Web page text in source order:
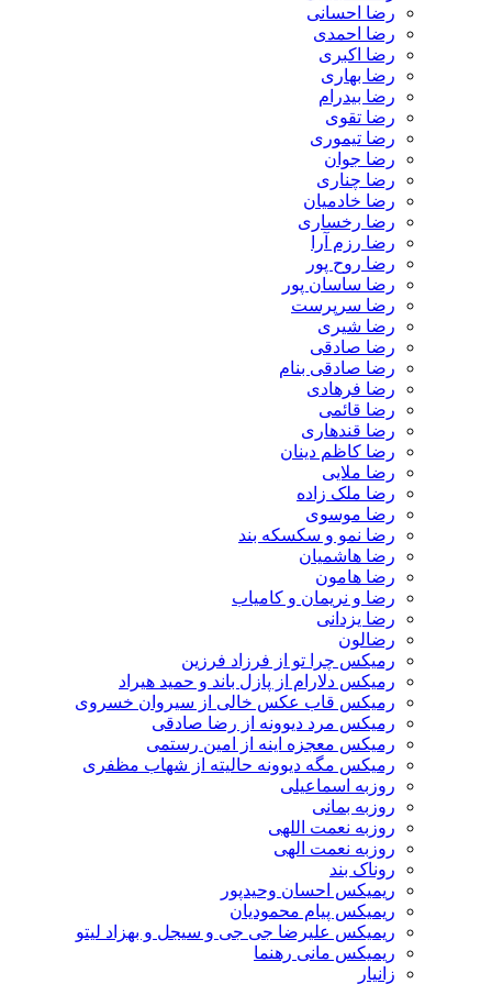
رضا احسانی
رضا احمدی
رضا اکبری
رضا بهاری
رضا بیدرام
رضا تقوی
رضا تیموری
رضا جوان
رضا چناری
رضا خادمیان
رضا رخساری
رضا رزم آرا
رضا روح پور
رضا ساسان پور
رضا سرپرست
رضا شیری
رضا صادقی
رضا صادقی بنام
رضا فرهادی
رضا قائمی
رضا قندهاری
رضا کاظم دینان
رضا ملایی
رضا ملک زاده
رضا موسوی
رضا نمو و سکسکه بند
رضا هاشمیان
رضا هامون
رضا و نریمان و کامیاب
رضا یزدانی
رضالون
رمیکس چرا تو از فرزاد فرزین
رمیکس دلارام از پازل باند و حمید هیراد
رمیکس قاب عکس خالی از سیروان خسروی
رمیکس مرد دیوونه از رضا صادقی
رمیکس معجزه اینه از امین رستمی
رمیکس مگه دیوونه حالیته از شهاب مظفری
روزبه اسماعیلی
روزبه بمانی
روزبه نعمت اللهی
روزبه نعمت الهی
روناک بند
ریمیکس احسان وحیدپور
ریمیکس پیام محمودیان
ریمیکس علیرضا جی جی و سیجل و بهزاد لیتو
ریمیکس مانی رهنما